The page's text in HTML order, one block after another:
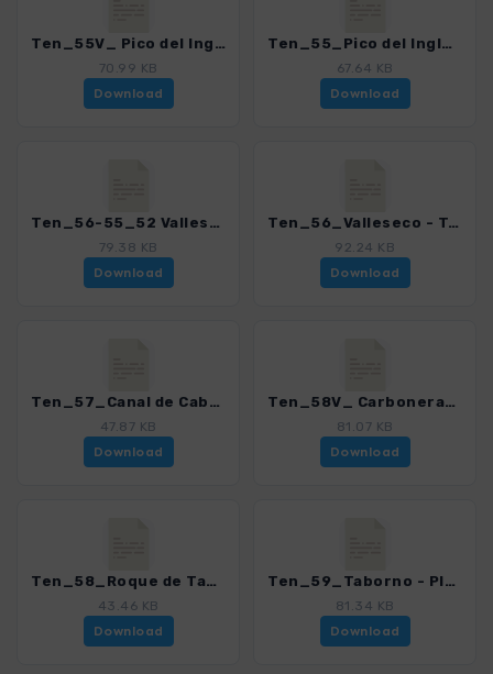
Ten_55V_ Pico del Ingles - Casa Santiago_4016_21.gpx
70.99 KB
Download
Ten_55_Pico del Ingles - Santa Cruz_4016_21.gpx
67.64 KB
Download
Ten_56-55_52 Valleseco - Alegria_4016_21.gpx
79.38 KB
Download
Ten_56_Valleseco - Taborno_4016_21.gpx
92.24 KB
Download
Ten_57_Canal de Cabuco_von Valle Grande_4016_21.gpx
47.87 KB
Download
Ten_58V_ Carboneras - Roque de Taborno_4016_21.gpx
81.07 KB
Download
Ten_58_Roque de Taborno_4016_21.gpx
43.46 KB
Download
Ten_59_Taborno - Playa de Tamadite_4016_21.gpx
81.34 KB
Download